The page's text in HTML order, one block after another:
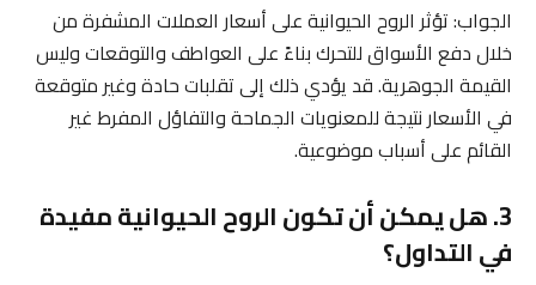
الجواب: تؤثر الروح الحيوانية على أسعار العملات المشفرة من
خلال دفع الأسواق للتحرك بناءً على العواطف والتوقعات وليس
القيمة الجوهرية. قد يؤدي ذلك إلى تقلبات حادة وغير متوقعة
في الأسعار نتيجة للمعنويات الجماحة والتفاؤل المفرط غير
القائم على أسباب موضوعية.
3. هل يمكن أن تكون الروح الحيوانية مفيدة
في التداول؟